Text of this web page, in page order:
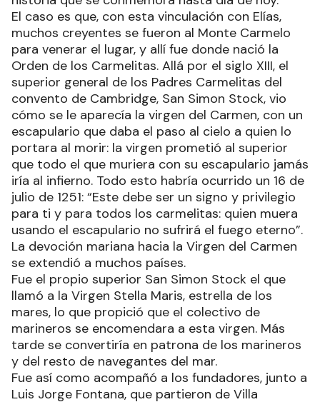
El caso es que, con esta vinculación con Elías,
muchos creyentes se fueron al Monte Carmelo
para venerar el lugar, y allí fue donde nació la
Orden de los Carmelitas. Allá por el siglo XIII, el
superior general de los Padres Carmelitas del
convento de Cambridge, San Simon Stock, vio
cómo se le aparecía la virgen del Carmen, con un
escapulario que daba el paso al cielo a quien lo
portara al morir: la virgen prometió al superior
que todo el que muriera con su escapulario jamás
iría al infierno. Todo esto habría ocurrido un 16 de
julio de 1251: “Este debe ser un signo y privilegio
para ti y para todos los carmelitas: quien muera
usando el escapulario no sufrirá el fuego eterno”.
La devoción mariana hacia la Virgen del Carmen
se extendió a muchos países.
Fue el propio superior San Simon Stock el que
llamó a la Virgen Stella Maris, estrella de los
mares, lo que propició que el colectivo de
marineros se encomendara a esta virgen. Más
tarde se convertiría en patrona de los marineros
y del resto de navegantes del mar.
Fue así como acompañó a los fundadores, junto a
Luis Jorge Fontana, que partieron de Villa